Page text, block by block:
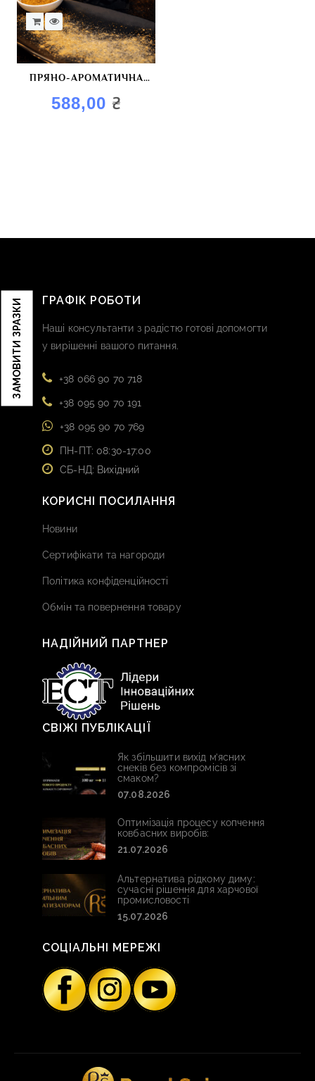
ЗАМОВИТИ ЗРАЗКИ
ПРЯНО-АРОМАТИЧНА
СУМІШ “GRILL`N`CHEESE”
588,00 ₴
ГРАФІК РОБОТИ
Наші консультанти з радістю готові допомогти
у вирішенні вашого питання.
+38 066 90 70 718
+38 095 90 70 191
+38 095 90 70 769
ПН-ПТ: 08:30-17:00
СБ-НД: Вихідний
КОРИСНІ ПОСИЛАННЯ
Новини
Сертифікати та нагороди
Політика конфіденційності
Обмін та повернення товару
НАДІЙНИЙ ПАРТНЕР
СВІЖІ ПУБЛІКАЦІЇ
Як збільшити вихід м’ясних
снеків без компромісів зі
смаком?
07.08.2026
Оптимізація процесу копчення
ковбасних виробів:
21.07.2026
Альтернатива рідкому диму:
сучасні рішення для харчової
промисловості
15.07.2026
СОЦІАЛЬНІ МЕРЕЖІ